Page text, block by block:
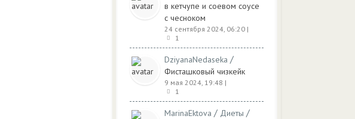
в кетчупе и соевом соусе
с чесноком
24 сентября 2024, 06:20 |
1
DziyanaNedaseka /
Фисташковый чизкейк
9 мая 2024, 19:48 |
1
MarinaEktova / Диеты /